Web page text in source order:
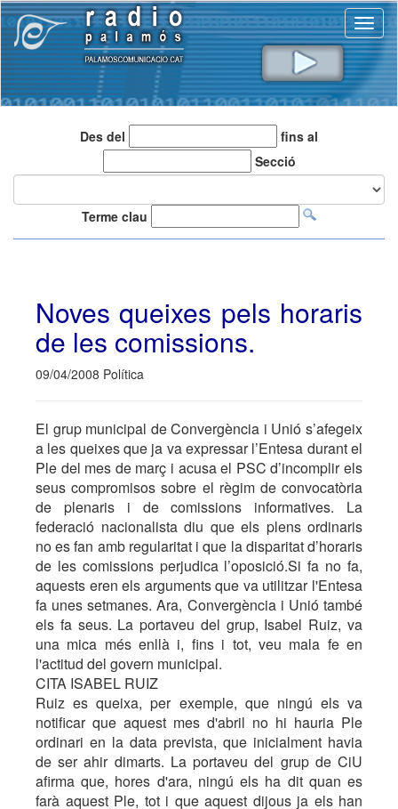
Des del
fins al
Secció
Terme clau
Noves queixes pels horaris
de les comissions.
09/04/2008 Política
El grup municipal de Convergència i Unió s’afegeix
a les queixes que ja va expressar l’Entesa durant el
Ple del mes de març i acusa el PSC d’incomplir els
seus compromisos sobre el règim de convocatòria
de plenaris i de comissions informatives. La
federació nacionalista diu que els plens ordinaris
no es fan amb regularitat i que la disparitat d’horaris
de les comissions perjudica l’oposició.Si fa no fa,
aquests eren els arguments que va utilitzar l'Entesa
fa unes setmanes. Ara, Convergència i Unió també
els fa seus. La portaveu del grup, Isabel Ruiz, va
una mica més enllà i, fins i tot, veu mala fe en
l'actitud del govern municipal.
CITA ISABEL RUIZ
Ruiz es queixa, per exemple, que ningú els va
notificar que aquest mes d'abril no hi hauria Ple
ordinari en la data prevista, que inicialment havia
de ser ahir dimarts. La portaveu del grup de CiU
afirma que, hores d'ara, ningú els ha dit quan es
farà aquest Ple, tot i que aquest dijous ja els han